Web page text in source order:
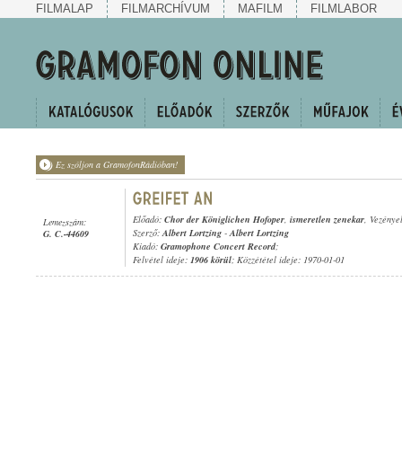
FILMALAP FILMARCHÍVUM MAFILM FILMLABOR
Ez szóljon a GramofonRádióban!
Lemezszám:
G. C.-44609
Előadó: Chor der Königlichen Hofoper, ismeretlen zenekar,
Szerző:Albert Lortzing -Albert Lortzing
Kiadó: Gramophone Concert Record;
Felvétel ideje: 1906 körül; Közzététel ideje: 1970-01-01